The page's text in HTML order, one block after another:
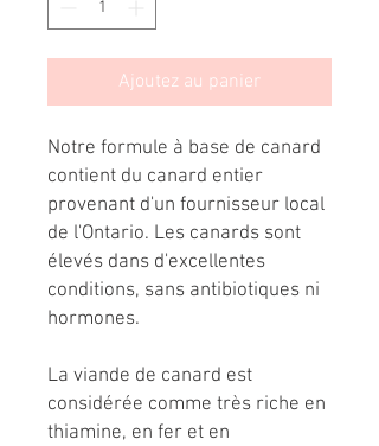
Ajoutez au panier
Notre formule à base de canard
contient du canard entier
provenant d'un fournisseur local
de l'Ontario. Les canards sont
élevés dans d'excellentes
conditions, sans antibiotiques ni
hormones.
La viande de canard est
considérée comme très riche en
thiamine, en fer et en